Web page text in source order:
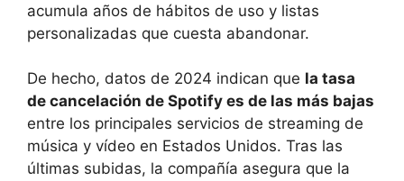
acumula años de hábitos de uso y listas
personalizadas que cuesta abandonar.
De hecho, datos de 2024 indican que la tasa
de cancelación de Spotify es de las más bajas
entre los principales servicios de streaming de
música y vídeo en Estados Unidos. Tras las
últimas subidas, la compañía asegura que la